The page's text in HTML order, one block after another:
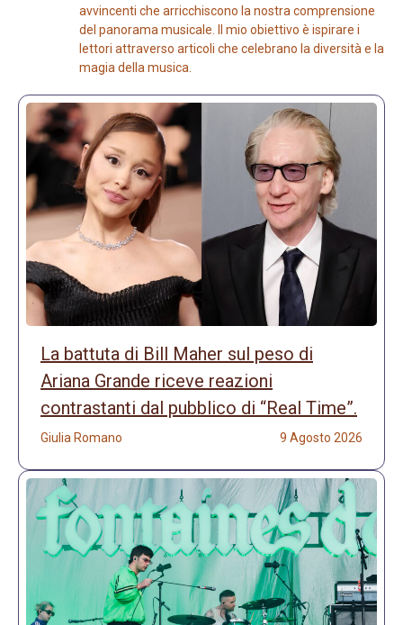
avvincenti che arricchiscono la nostra comprensione
del panorama musicale. Il mio obiettivo è ispirare i
lettori attraverso articoli che celebrano la diversità e la
magia della musica.
La battuta di Bill Maher sul peso di
Ariana Grande riceve reazioni
contrastanti dal pubblico di “Real Time”.
Giulia Romano 9 Agosto 2026